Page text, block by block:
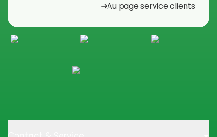
Au page service clients